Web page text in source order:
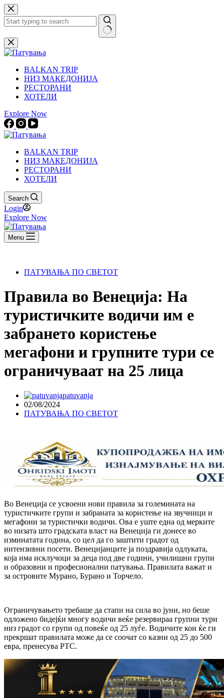
Skip
to
content
No
results
BALKAN TRIP
НИЗ МАКЕДОНИЈА
РЕСТОРАНИ
ХОТЕЛИ
Explore Now
BALKAN TRIP
НИЗ МАКЕДОНИЈА
РЕСТОРАНИ
ХОТЕЛИ
Search
Login
Explore Now
Menu
ПАТУВАЊА ПО СВЕТОТ
Правила во Венеција: На
туристичките водичи им е
забрането користење
мегафони и групните тури се
ограничуваат на 25 лица
patuvanja
02/08/2024
ПАТУВАЊА ПО СВЕТОТ
Во Венеција се усвоени нови правила за големината на
туристичките групи и забраната за користење на звучници и
мегафони за туристички водичи. Ова е уште една од мерките
во низата што градската власт на Венеција ги донесе во
изминатата година, со цел да го заштити градот од
интензивни посети. Венецијанците ја поздравија одлуката,
која има исклучоци за деца под две години, училишни групи
и образовни и професионални патувања. Правилата важат и
за островите Мурано, Бурано и Торчело.
Ограничувањето требаше да стапи на сила во јуни, но беше
одложено бидејќи многу водичи веќе резервираа групни тури
низ градот со групи од повеќе од 25 луѓе. Водичите кои ќе ги
прекршат правилата може да се соочат со казни од 25 до 500
евра, пренесува РТС.